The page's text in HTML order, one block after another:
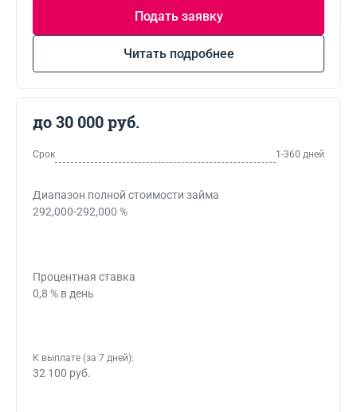
Подать заявку
Читать подробнее
до 30 000 руб.
Срок 1-360 дней
Диапазон полной стоимости займа
292,000-292,000 %
Процентная ставка
0,8 % в день
К выплате (за 7 дней):
32 100 руб.